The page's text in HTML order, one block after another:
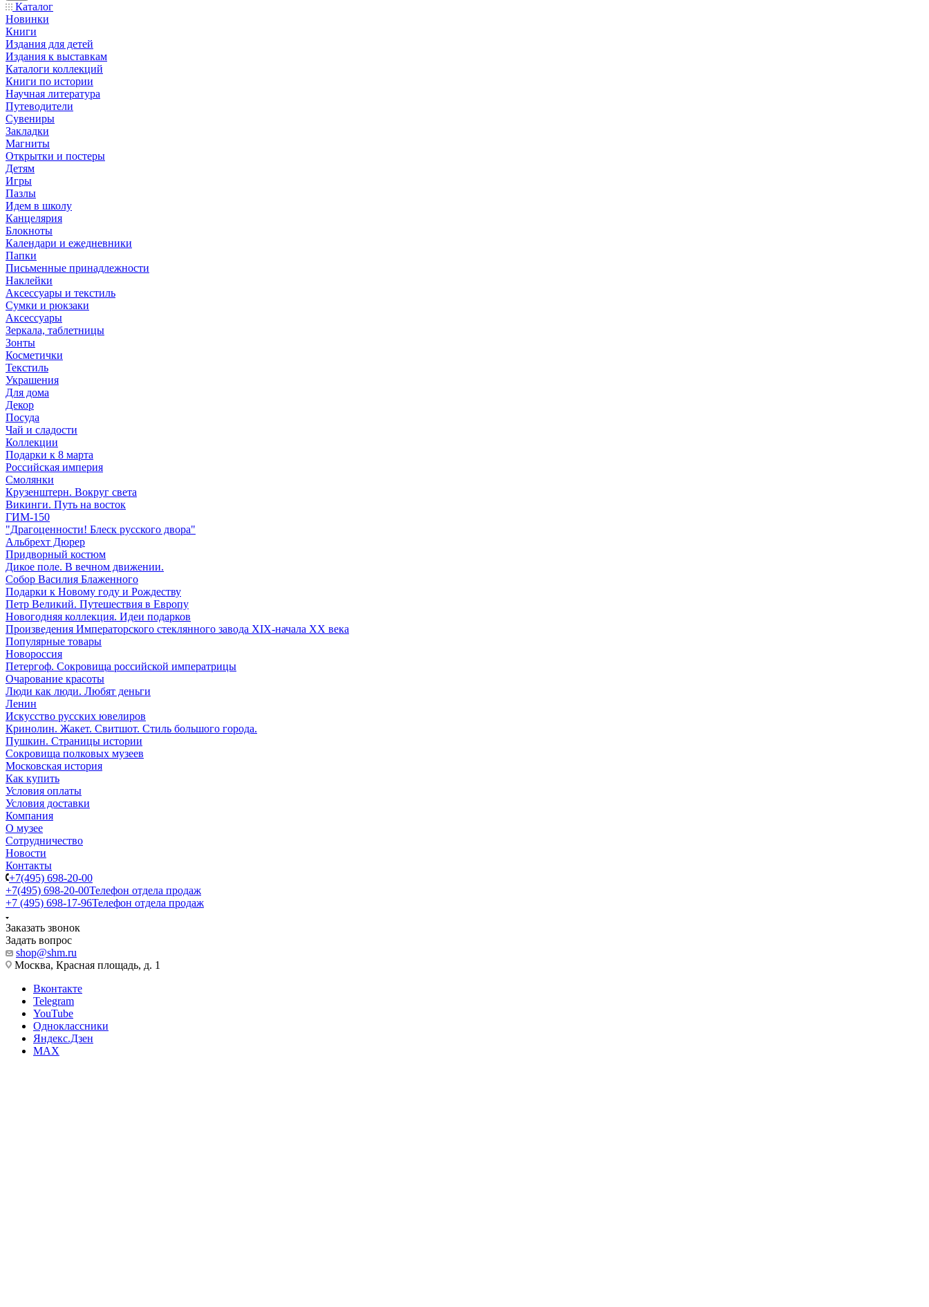
Каталог
Новинки
Книги
Издания для детей
Издания к выставкам
Каталоги коллекций
Книги по истории
Научная литература
Путеводители
Сувениры
Закладки
Магниты
Открытки и постеры
Детям
Игры
Пазлы
Идем в школу
Канцелярия
Блокноты
Календари и ежедневники
Папки
Письменные принадлежности
Наклейки
Аксессуары и текстиль
Сумки и рюкзаки
Аксессуары
Зеркала, таблетницы
Зонты
Косметички
Текстиль
Украшения
Для дома
Декор
Посуда
Чай и сладости
Коллекции
Подарки к 8 марта
Российская империя
Смолянки
Крузенштерн. Вокруг света
Викинги. Путь на восток
ГИМ-150
"Драгоценности! Блеск русского двора"
Альбрехт Дюрер
Придворный костюм
Дикое поле. В вечном движении.
Собор Василия Блаженного
Подарки к Новому году и Рождеству
Петр Великий. Путешествия в Европу
Новогодняя коллекция. Идеи подарков
Произведения Императорского стеклянного завода XIX-начала XX века
Популярные товары
Новороссия
Петергоф. Сокровища российской императрицы
Очарование красоты
Люди как люди. Любят деньги
Ленин
Искусство русских ювелиров
Кринолин. Жакет. Свитшот. Стиль большого города.
Пушкин. Страницы истории
Сокровища полковых музеев
Московская история
Как купить
Условия оплаты
Условия доставки
Компания
О музее
Сотрудничество
Новости
Контакты
+7(495) 698-20-00
+7(495) 698-20-00Телефон отдела продаж
+7 (495) 698-17-96Телефон отдела продаж
Заказать звонок
Задать вопрос
shop@shm.ru
Москва, Красная площадь, д. 1
Вконтакте
Telegram
YouTube
Одноклассники
Яндекс.Дзен
MAX